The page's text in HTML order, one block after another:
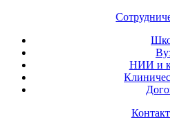
НИИ и